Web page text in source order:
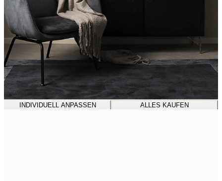
INDIVIDUELL ANPASSEN ALLES KAUFEN